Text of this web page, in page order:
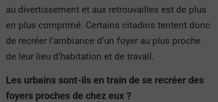
au divertissement et aux retrouvailles est de plus
en plus comprimé. Certains citadins tentent donc
de recréer l’ambiance d’un foyer au plus proche
de leur lieu d’habitation et de travail.
Les urbains sont-ils en train de se recréer des
foyers proches de chez eux ?